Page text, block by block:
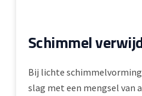
Schimmel
Bij lichte schimmelvorming
slag met een mengsel van